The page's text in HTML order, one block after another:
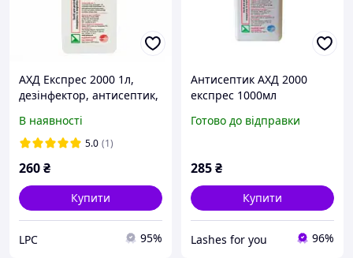
АХД Експрес 2000 1л,
дезінфектор, антисептик,
оригінал, дезинфектор
ахд 1000 мл
В наявності
5.0 (1)
260₴
Купити
LPC 95%
Антисептик АХД 2000
експрес 1000мл
Готово до відправки
285₴
Купити
Lashes for you 96%